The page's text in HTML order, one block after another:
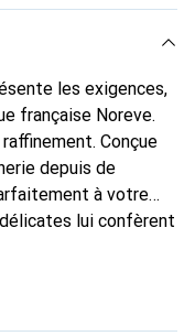
les exigences,
française Noreve.
Conçue
depuis de
à votre
lui confèrent
Reconnaître
une clientèle